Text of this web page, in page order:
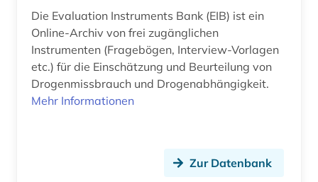
topographische anatomie (1)
toxikologie (9)
Die Evaluation Instruments Bank (EIB) ist ein
Online-Archiv von frei zugänglichen
Instrumenten (Fragebögen, Interview-Vorlagen
etc.) für die Einschätzung und Beurteilung von
Drogenmissbrauch und Drogenabhängigkeit.
Mehr Informationen
Zur Datenbank